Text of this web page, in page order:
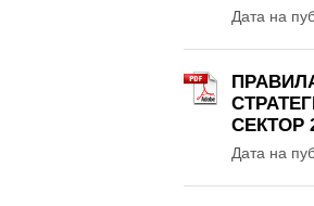
Дата на
СЕКТОР
Дата на